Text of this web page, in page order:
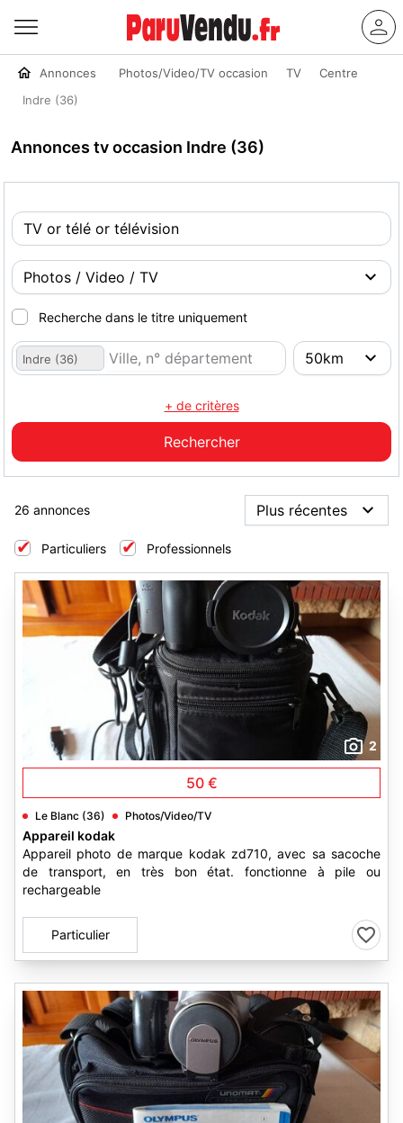
Annonces Photos/Video/TV occasion TV
Centre
Indre (36)
Annonces tv occasion Indre (36)
Recherche dans le titre uniquement
Indre (36)
+ de critères
26 annonces
Particuliers Professionnels
2
50 €
Le Blanc (36) Photos/Video/TV
Appareil kodak
Appareil photo de marque kodak zd710, avec sa sacoche
de transport, en très bon état. fonctionne à pile ou
rechargeable
Particulier